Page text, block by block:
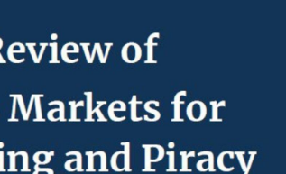
漫画
视频
亚洲很想聊